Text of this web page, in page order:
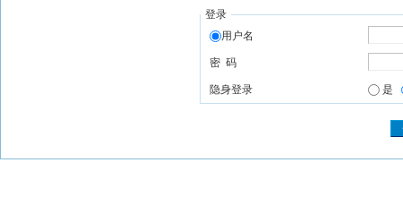
登录
用户名
密 码
隐身登录 是